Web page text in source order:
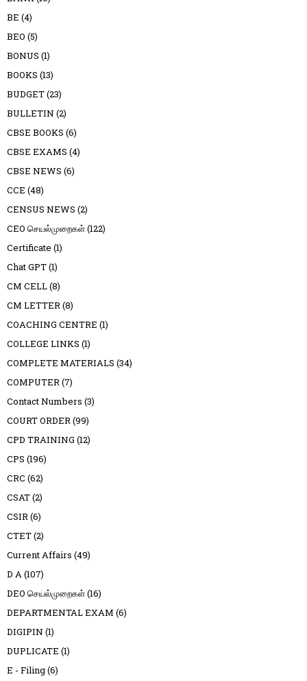
BE (4)
BEO (5)
BONUS (1)
BOOKS (13)
BUDGET(23)
BULLETIN (2)
CBSE BOOKS (6)
CBSE EXAMS (4)
CBSE NEWS (6)
CCE (48)
CENSUS NEWS (2)
CEO செயல்முறைகள்(122)
Certificate (1)
Chat GPT(1)
CM CELL(8)
CM LETTER(8)
COACHING CENTRE (1)
COLLEGE LINKS (1)
COMPLETE MATERIALS (34)
COMPUTER(7)
Contact Numbers (3)
COURT ORDER(99)
CPD TRAINING (12)
CPS (196)
CRC (62)
CSAT(2)
CSIR(6)
CTET(2)
Current Affairs (49)
D A(107)
DEO செயல்முறைகள்(16)
DEPARTMENTAL EXAM (6)
DIGIPIN (1)
DUPLICATE (1)
E - Filing(6)